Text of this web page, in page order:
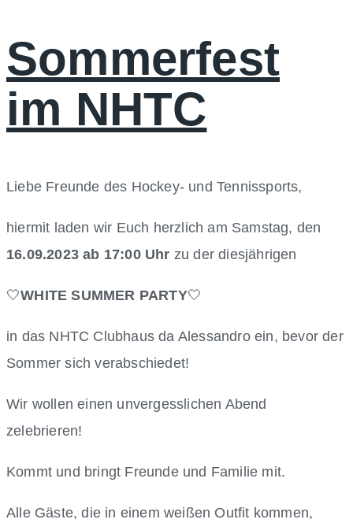
Sommerfest
im NHTC
Liebe Freunde des Hockey- und Tennissports,
hiermit laden wir Euch herzlich am Samstag, den
16.09.2023 ab 17:00 Uhr zu der diesjährigen
🤍WHITE SUMMER PARTY🤍
in das NHTC Clubhaus da Alessandro ein, bevor der
Sommer sich verabschiedet!
Wir wollen einen unvergesslichen Abend
zelebrieren!
Kommt und bringt Freunde und Familie mit.
Alle Gäste, die in einem weißen Outfit kommen,